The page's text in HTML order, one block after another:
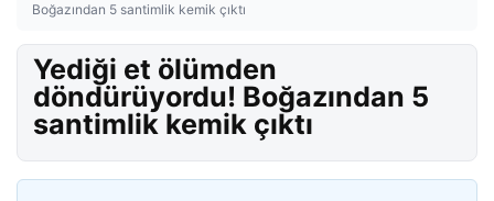
Boğazından 5 santimlik kemik çıktı
Yediği et ölümden
döndürüyordu! Boğazından 5
santimlik kemik çıktı